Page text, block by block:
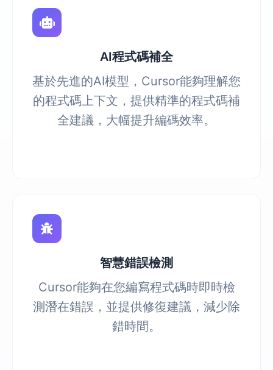
AI程式碼補全
基於先進的AI模型，Cursor能夠理解您
的程式碼上下文，提供精準的程式碼補
全建議，大幅提升編碼效率。
智慧錯誤檢測
Cursor能夠在您編寫程式碼時即時檢
測潛在錯誤，並提供修復建議，減少除
錯時間。